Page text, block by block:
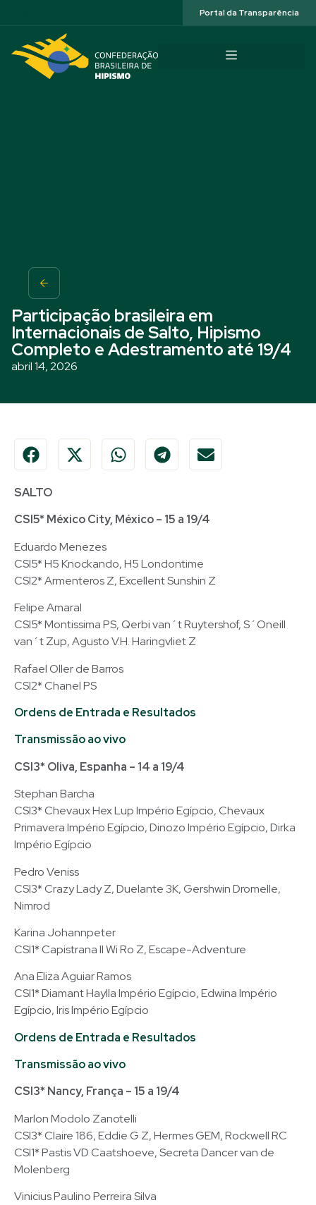
Portal da Transparência
Participação brasileira em
Internacionais de Salto, Hipismo
Completo e Adestramento até 19/4
abril 14, 2026
SALTO
CSI5* México City, México – 15 a 19/4
Eduardo Menezes
CSI5* H5 Knockando, H5 Londontime
CSI2* Armenteros Z, Excellent Sunshin Z
Felipe Amaral
CSI5* Montissima PS, Qerbi van´t Ruytershof, S´Oneill
van´t Zup, Agusto V.H. Haringvliet Z
Rafael Oller de Barros
CSI2* Chanel PS
Ordens de Entrada e Resultados
Transmissão ao vivo
CSI3* Oliva, Espanha – 14 a 19/4
Stephan Barcha
CSI3* Chevaux Hex Lup Império Egípcio, Chevaux
Primavera Império Egípcio, Dinozo Império Egípcio, Dirka
Império Egípcio
Pedro Veniss
CSI3* Crazy Lady Z, Duelante 3K, Gershwin Dromelle,
Nimrod
Karina Johannpeter
CSI1* Capistrana II Wi Ro Z, Escape-Adventure
Ana Eliza Aguiar Ramos
CSI1* Diamant Haylla Império Egípcio, Edwina Império
Egípcio, Iris Império Egípcio
Ordens de Entrada e Resultados
Transmissão ao vivo
CSI3* Nancy, França – 15 a 19/4
Marlon Modolo Zanotelli
CSI3* Claire 186, Eddie G Z, Hermes GEM, Rockwell RC
CSI1* Pastis VD Caatshoeve, Secreta Dancer van de
Molenberg
Vinicius Paulino Perreira Silva